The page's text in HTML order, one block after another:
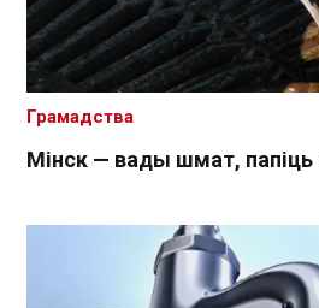
Мінск — вады шмат, папіць
Грамадства